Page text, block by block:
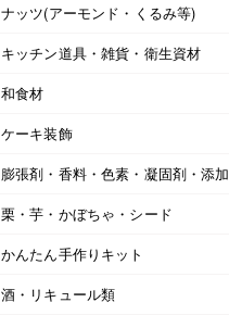
ナッツ(アーモンド・くるみ等)
キッチン道具・雑貨・衛生資材
和食材
ケーキ装飾
膨張剤・香料・色素・凝固剤・添
栗・芋・かぼちゃ・シード
かんたん手作りキット
酒・リキュール類